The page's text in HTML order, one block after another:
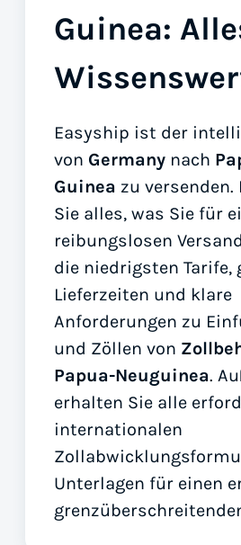
Guinea:
Easyship ist der
von Germany nach
Guinea zu versenden.
Sie alles, was Sie für
reibungslosen
die niedrigsten Tarife,
Lieferzeiten und klare
Anforderungen zu
und Zöllen von
Papua-Neuguinea.
erhalten Sie alle
internationalen
Unterlagen für einen